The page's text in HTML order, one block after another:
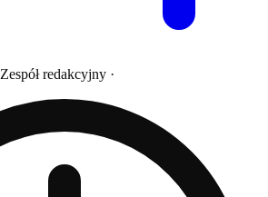
Zespół redakcyjny ·